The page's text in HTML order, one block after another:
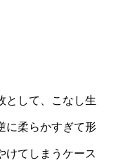
として、こなし生
に柔らかすぎて形
けてしまうケース